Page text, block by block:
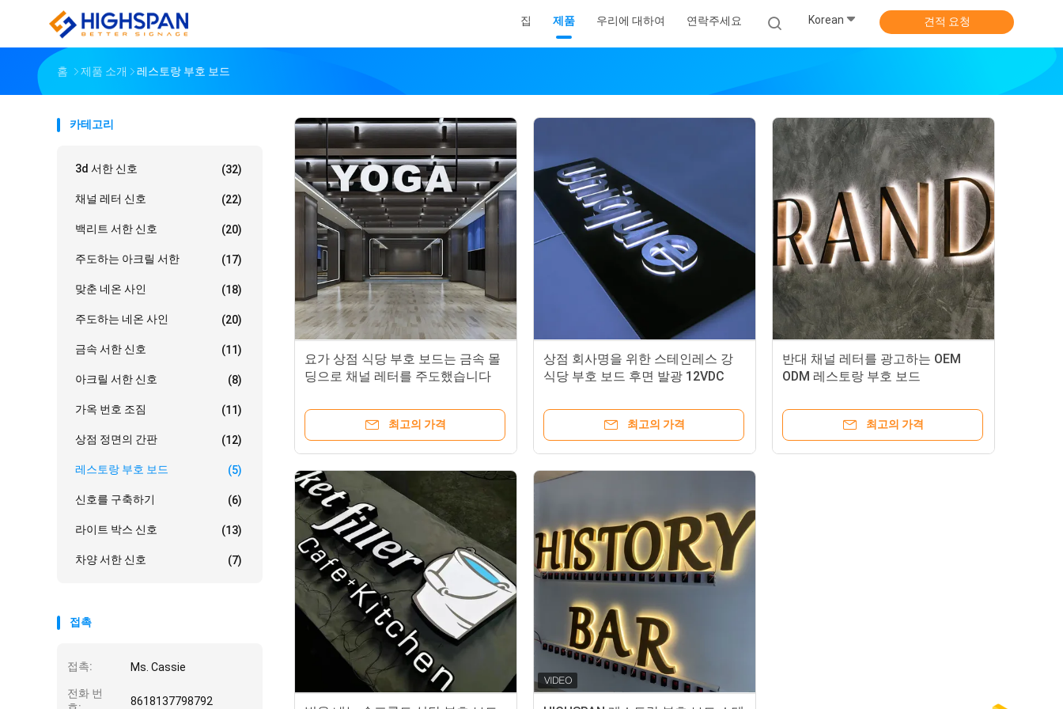
집 제품 우리에 대하여 연락주세요 Korean 견적 요청
홈 제품 소개 레스토랑 부호 보드
카테고리
3d 서한 신호 (32)
채널 레터 신호 (22)
백리트 서한 신호 (20)
주도하는 아크릴 서한 (17)
맞춘 네온 사인 (18)
주도하는 네온 사인 (20)
금속 서한 신호 (11)
아크릴 서한 신호 (8)
가옥 번호 조짐 (11)
상점 정면의 간판 (12)
레스토랑 부호 보드 (5)
신호를 구축하기 (6)
라이트 박스 신호 (13)
차양 서한 신호 (7)
접촉
접촉: Ms. Cassie
전화 번
8618137798792
요가 상점 식당 부호 보드는 금속 몰
딩으로 채널 레터를 주도했습니다
최고의 가격
상점 회사명을 위한 스테인레스 강
식당 부호 보드 후면 발광 12VDC
최고의 가격
반대 채널 레터를 광고하는 OEM
ODM 레스토랑 부호 보드
최고의 가격